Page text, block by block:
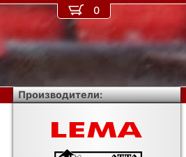
0
Производители: